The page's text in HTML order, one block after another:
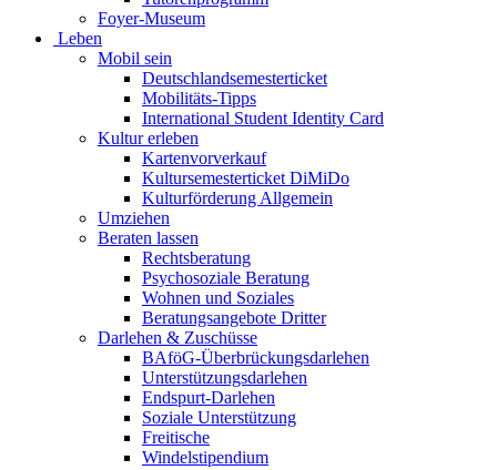
Foyer-Museum
Leben
Mobil sein
Deutschlandsemesterticket
Mobilitäts-Tipps
International Student Identity Card
Kultur erleben
Kartenvorverkauf
Kultursemesterticket DiMiDo
Kulturförderung Allgemein
Umziehen
Beraten lassen
Rechtsberatung
Psychosoziale Beratung
Wohnen und Soziales
Beratungsangebote Dritter
Darlehen & Zuschüsse
BAföG-Überbrückungsdarlehen
Unterstützungsdarlehen
Endspurt-Darlehen
Soziale Unterstützung
Freitische
Windelstipendium